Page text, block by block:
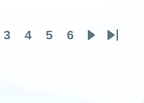
3
4
5
6